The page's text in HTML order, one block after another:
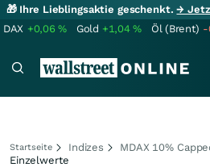
🎁 Ihre Lieblingsaktie geschenkt.→
DAX +0,06% Gold +1,04% Öl (Brent) -
Startseite Indizes
MDAX 10%
Einzelwerte